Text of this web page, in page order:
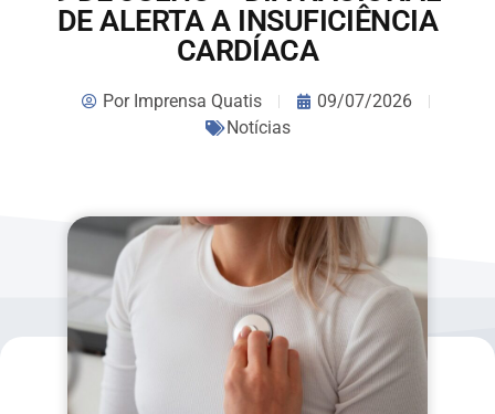
DE ALERTA A INSUFICIÊNCIA
CARDÍACA
PorImprensa Quatis
09/07/2026
Notícias